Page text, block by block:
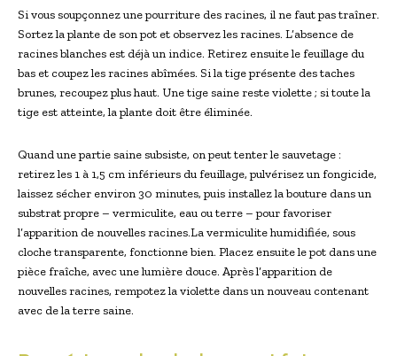
Si vous soupçonnez une pourriture des racines, il ne faut pas traîner.
Sortez la plante de son pot et observez les racines. L’absence de
racines blanches est déjà un indice. Retirez ensuite le feuillage du
bas et coupez les racines abîmées. Si la tige présente des taches
brunes, recoupez plus haut. Une tige saine reste violette ; si toute la
tige est atteinte, la plante doit être éliminée.
Quand une partie saine subsiste, on peut tenter le sauvetage :
retirez les 1 à 1,5 cm inférieurs du feuillage, pulvérisez un fongicide,
laissez sécher environ 30 minutes, puis installez la bouture dans un
substrat propre – vermiculite, eau ou terre – pour favoriser
l’apparition de nouvelles racines.La vermiculite humidifiée, sous
cloche transparente, fonctionne bien. Placez ensuite le pot dans une
pièce fraîche, avec une lumière douce. Après l’apparition de
nouvelles racines, rempotez la violette dans un nouveau contenant
avec de la terre saine.